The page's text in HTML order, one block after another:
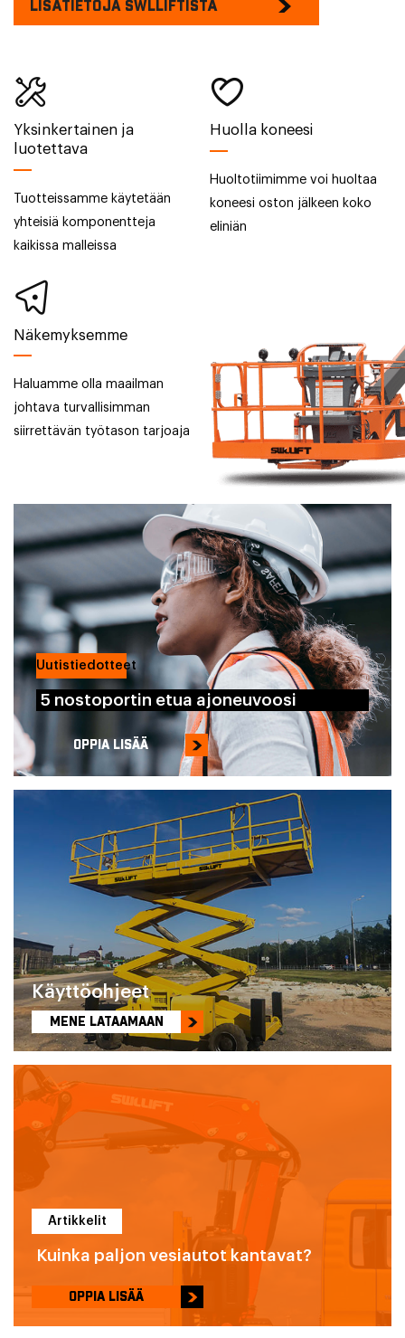
LISÄTIETOJA SWLLIFTISTÄ
Yksinkertainen ja
luotettava
Tuotteissamme käytetään
yhteisiä komponentteja
kaikissa malleissa
Huolla koneesi
Huoltotiimimme voi huoltaa
koneesi oston jälkeen koko
eliniän
Näkemyksemme
Haluamme olla maailman
johtava turvallisimman
siirrettävän työtason tarjoaja
Uutistiedotteet
5 nostoportin etua ajoneuvoosi
OPPIA LISÄÄ
Käyttöohjeet
MENE LATAAMAAN
Artikkelit
Kuinka paljon vesiautot kantavat?
OPPIA LISÄÄ